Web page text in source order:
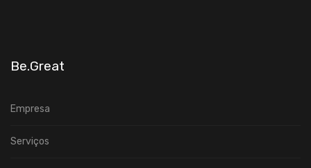
Be.Great
Empresa
Serviços